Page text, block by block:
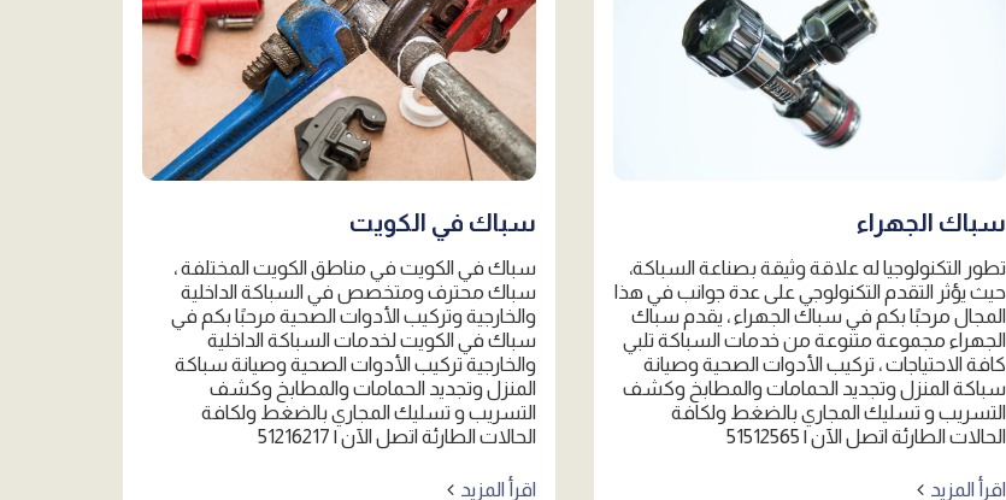
سباك الجهراء
تطور التكنولوجيا له علاقة وثيقة بصناعة السباكة،
حيث يؤثر التقدم التكنولوجي على عدة جوانب في هذا
المجال مرحبًا بكم في سباك الجهراء ، يقدم سباك
الجهراء مجموعة متنوعة من خدمات السباكة تلبي
كافة الاحتياجات ، تركيب الأدوات الصحية وصيانة
سباكة المنزل وتجديد الحمامات والمطابخ وكشف
التسريب و تسليك المجاري بالضغط ولكافة
الحالات الطارئة اتصل الآن | 51512565
اقرأ المزيد
سباك في الكويت
سباك في الكويت في مناطق الكويت المختلفة ،
سباك محترف ومتخصص في السباكة الداخلية
والخارجية وتركيب الأدوات الصحية مرحبًا بكم في
سباك في الكويت لخدمات السباكة الداخلية
والخارجية تركيب الأدوات الصحية وصيانة سباكة
المنزل وتجديد الحمامات والمطابخ وكشف
التسريب و تسليك المجاري بالضغط ولكافة
الحالات الطارئة اتصل الآن | 51216217
اقرأ المزيد